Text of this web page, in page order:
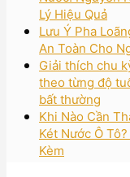
Lý Hiệu Quả
Lưu Ý Pha
An Toàn Cho
Giải thích chu
theo từng độ
bất thường
Khi Nào Cần
Két Nước Ô
Kèm